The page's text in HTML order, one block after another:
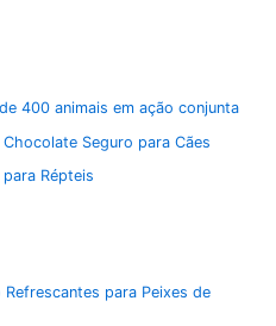
400 animais em ação conjunta
Seguro para Cães
Répteis
para Peixes de